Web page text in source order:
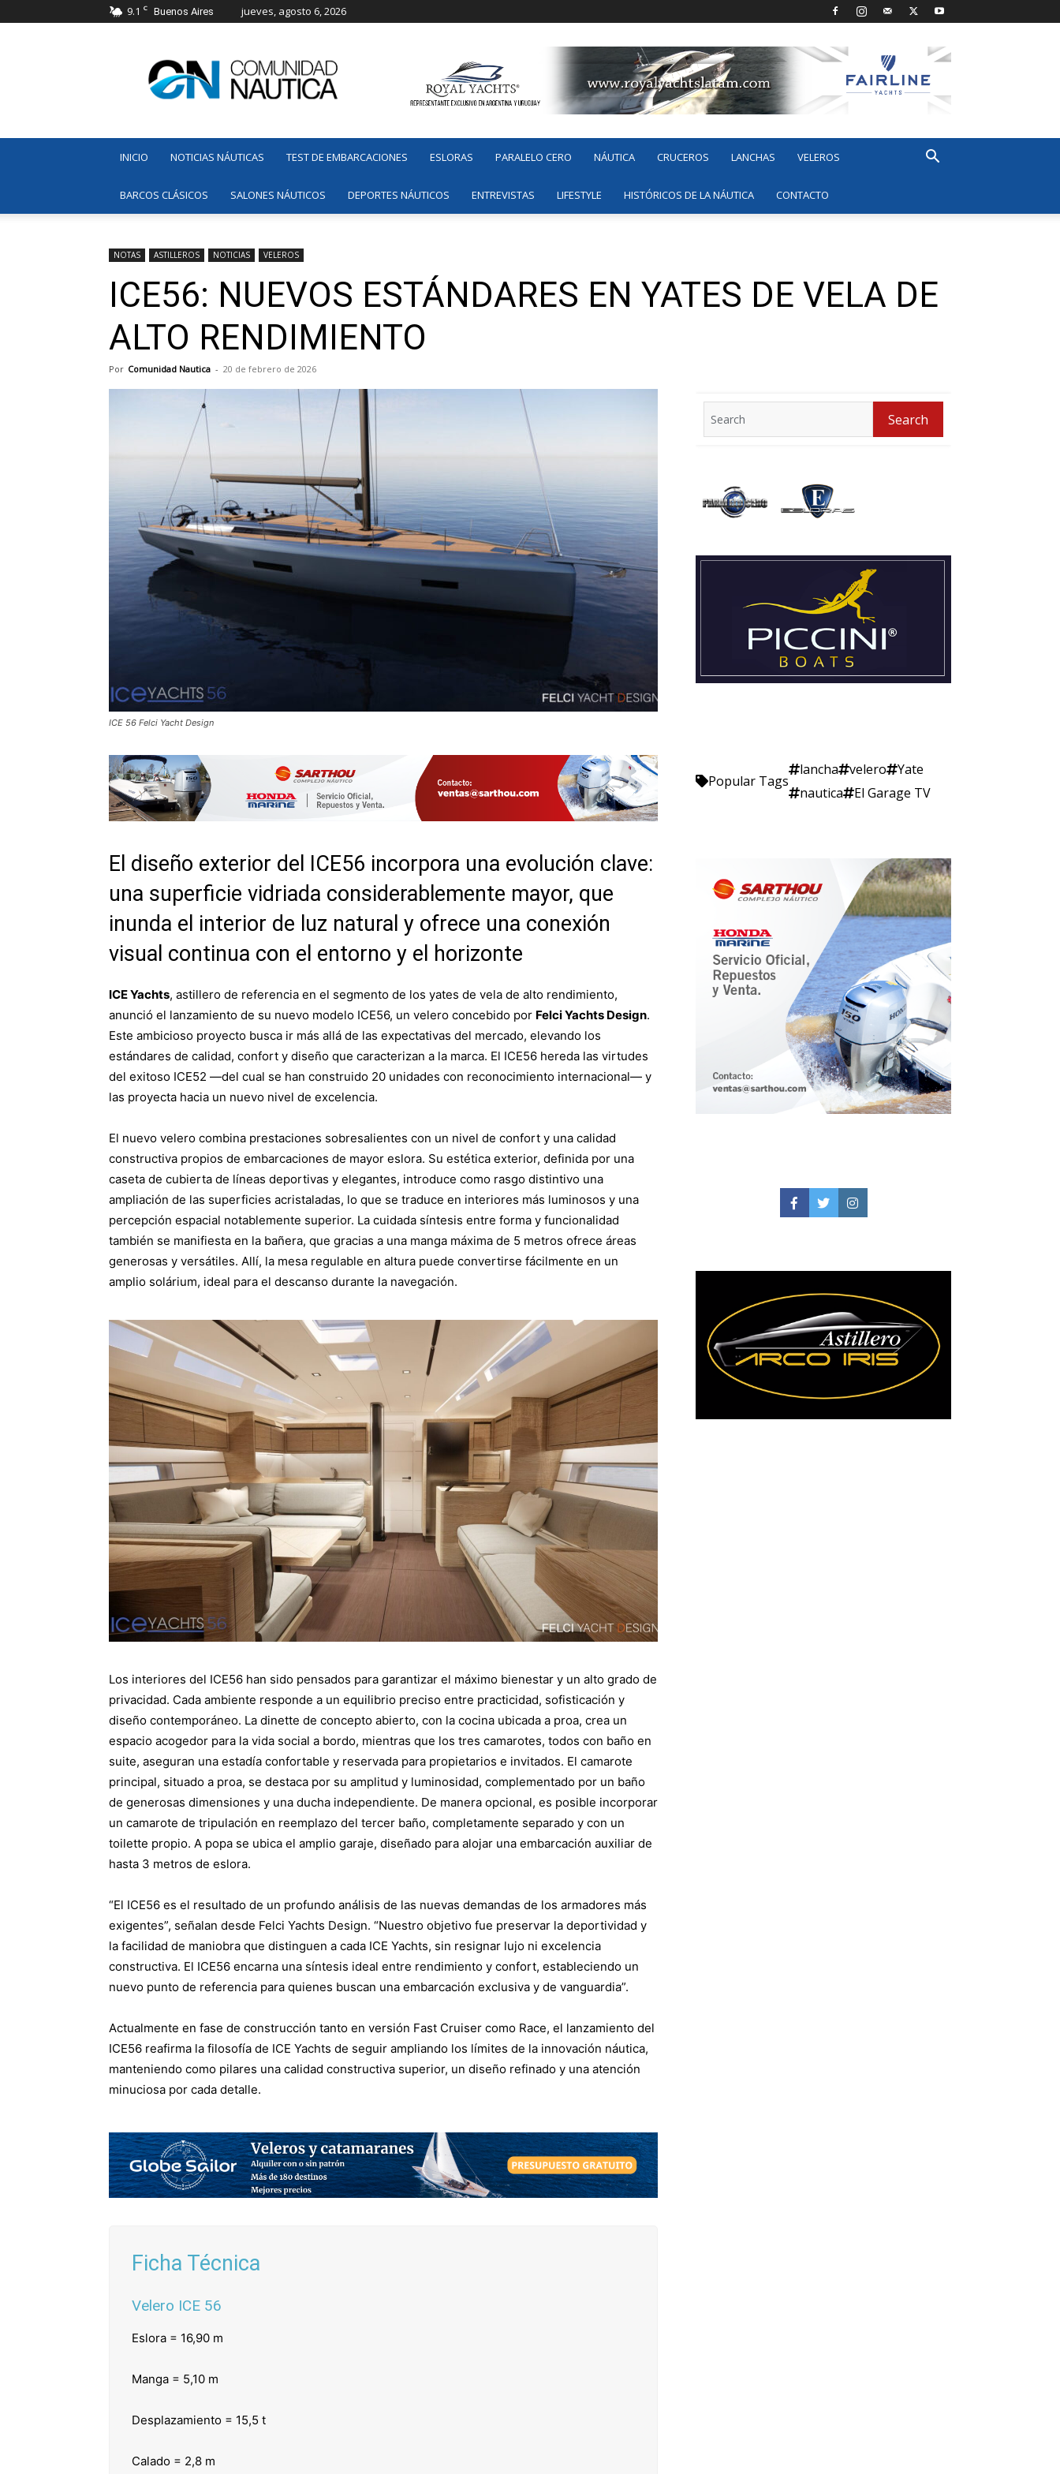
9.1 C Buenos Aires jueves, agosto 6, 2026
Náutica
INICIO NOTICIAS NÁUTICAS TEST DE EMBARCACIONES ESLORAS PARALELO CERO NÁUTICA CRUCEROS LANCHAS VELEROS
BARCOS CLÁSICOS SALONES NÁUTICOS DEPORTES NÁUTICOS ENTREVISTAS LIFESTYLE HISTÓRICOS DE LA NÁUTICA CONTACTO
NOTAS ASTILLEROS NOTICIAS VELEROS
ICE56: NUEVOS ESTÁNDARES EN YATES DE VELA DE
ALTO RENDIMIENTO
Por Comunidad Nautica - 20 de febrero de 2026
ICE 56 Felci Yacht Design
El diseño exterior del ICE56 incorpora una evolución clave:
una superficie vidriada considerablemente mayor, que
inunda el interior de luz natural y ofrece una conexión
visual continua con el entorno y el horizonte
ICE Yachts, astillero de referencia en el segmento de los yates de vela de alto rendimiento,
anunció el lanzamiento de su nuevo modelo ICE56, un velero concebido por Felci Yachts Design.
Este ambicioso proyecto busca ir más allá de las expectativas del mercado, elevando los
estándares de calidad, confort y diseño que caracterizan a la marca. El ICE56 hereda las virtudes
del exitoso ICE52 —del cual se han construido 20 unidades con reconocimiento internacional— y
las proyecta hacia un nuevo nivel de excelencia.
El nuevo velero combina prestaciones sobresalientes con un nivel de confort y una calidad
constructiva propios de embarcaciones de mayor eslora. Su estética exterior, definida por una
caseta de cubierta de líneas deportivas y elegantes, introduce como rasgo distintivo una
ampliación de las superficies acristaladas, lo que se traduce en interiores más luminosos y una
percepción espacial notablemente superior. La cuidada síntesis entre forma y funcionalidad
también se manifiesta en la bañera, que gracias a una manga máxima de 5 metros ofrece áreas
generosas y versátiles. Allí, la mesa regulable en altura puede convertirse fácilmente en un
amplio solárium, ideal para el descanso durante la navegación.
Los interiores del ICE56 han sido pensados para garantizar el máximo bienestar y un alto grado de
privacidad. Cada ambiente responde a un equilibrio preciso entre practicidad, sofisticación y
diseño contemporáneo. La dinette de concepto abierto, con la cocina ubicada a proa, crea un
espacio acogedor para la vida social a bordo, mientras que los tres camarotes, todos con baño en
suite, aseguran una estadía confortable y reservada para propietarios e invitados. El camarote
principal, situado a proa, se destaca por su amplitud y luminosidad, complementado por un baño
de generosas dimensiones y una ducha independiente. De manera opcional, es posible incorporar
un camarote de tripulación en reemplazo del tercer baño, completamente separado y con un
toilette propio. A popa se ubica el amplio garaje, diseñado para alojar una embarcación auxiliar de
hasta 3 metros de eslora.
“El ICE56 es el resultado de un profundo análisis de las nuevas demandas de los armadores más
exigentes”, señalan desde Felci Yachts Design. “Nuestro objetivo fue preservar la deportividad y
la facilidad de maniobra que distinguen a cada ICE Yachts, sin resignar lujo ni excelencia
constructiva. El ICE56 encarna una síntesis ideal entre rendimiento y confort, estableciendo un
nuevo punto de referencia para quienes buscan una embarcación exclusiva y de vanguardia”.
Actualmente en fase de construcción tanto en versión Fast Cruiser como Race, el lanzamiento del
ICE56 reafirma la filosofía de ICE Yachts de seguir ampliando los límites de la innovación náutica,
manteniendo como pilares una calidad constructiva superior, un diseño refinado y una atención
minuciosa por cada detalle.
Ficha Técnica
Velero ICE 56
Eslora = 16,90 m
Manga = 5,10 m
Desplazamiento = 15,5 t
Calado = 2,8 m
for:
Search
Popular Tags
lancha velero
Yate
nautica
El Garage TV
Facebook
TwitterInstagram